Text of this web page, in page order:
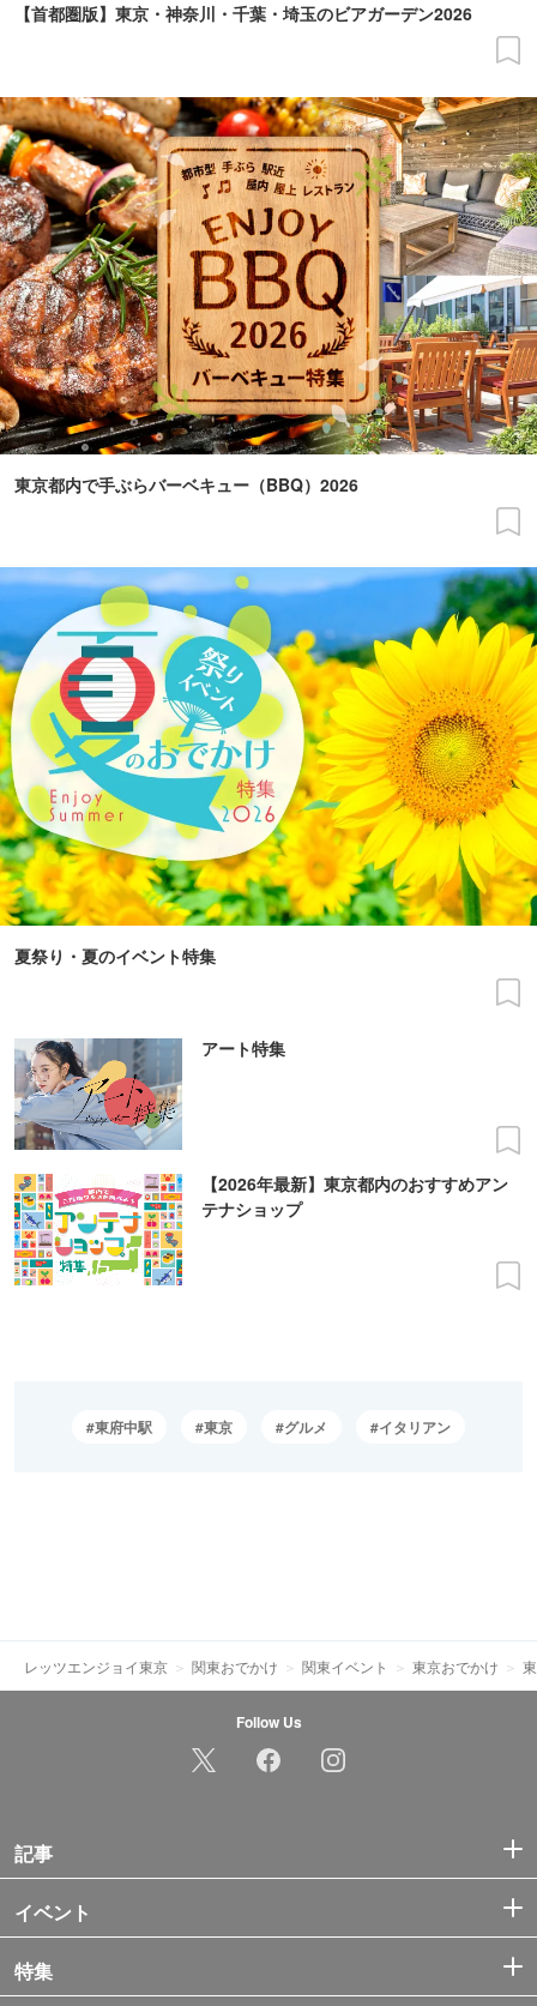
【首都圏版】東京・神奈川・千葉・埼玉のビアガーデン2026
東京都内で手ぶらバーベキュー（BBQ）2026
夏祭り・夏のイベント特集
アート特集
【2026年最新】東京都内のおすすめアン
テナショップ
東府中駅 東京 グルメ イタリアン
レッツエンジョイ東京 関東おでかけ 関東イベント 東京おでかけ
Follow Us
記事
イベント
特集